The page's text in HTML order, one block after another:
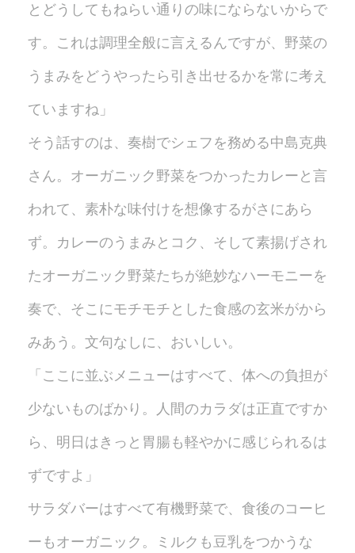
とどうしてもねらい通りの味にならないからで
す。これは調理全般に言えるんですが、野菜の
うまみをどうやったら引き出せるかを常に考え
ていますね」
そう話すのは、奏樹でシェフを務める中島克典
さん。オーガニック野菜をつかったカレーと言
われて、素朴な味付けを想像するがさにあら
ず。カレーのうまみとコク、そして素揚げされ
たオーガニック野菜たちが絶妙なハーモニーを
奏で、そこにモチモチとした食感の玄米がから
みあう。文句なしに、おいしい。
「ここに並ぶメニューはすべて、体への負担が
少ないものばかり。人間のカラダは正直ですか
ら、明日はきっと胃腸も軽やかに感じられるは
ずですよ」
サラダバーはすべて有機野菜で、食後のコーヒ
ーもオーガニック。ミルクも豆乳をつかうな